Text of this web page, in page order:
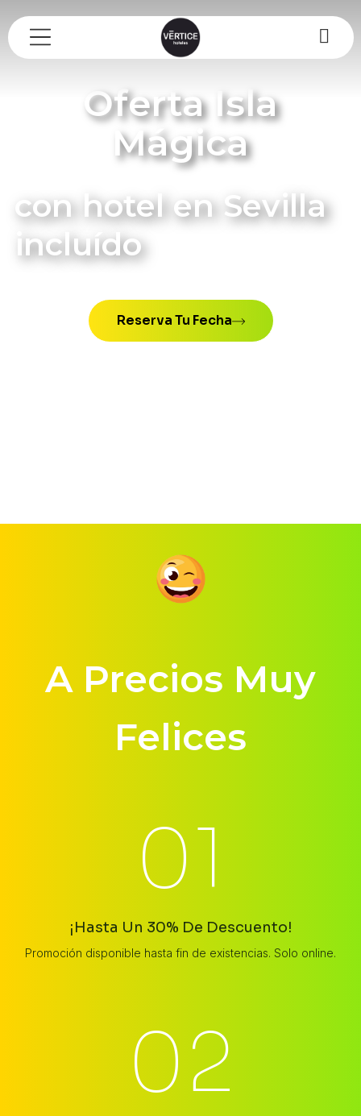
Oferta Isla
Mágica
con hotel en Sevilla
incluído
Reserva Tu Fecha
A Precios Muy
Felices​
01
¡Hasta Un 30% De Descuento!
Promoción disponible hasta fin de existencias. Solo online.
02